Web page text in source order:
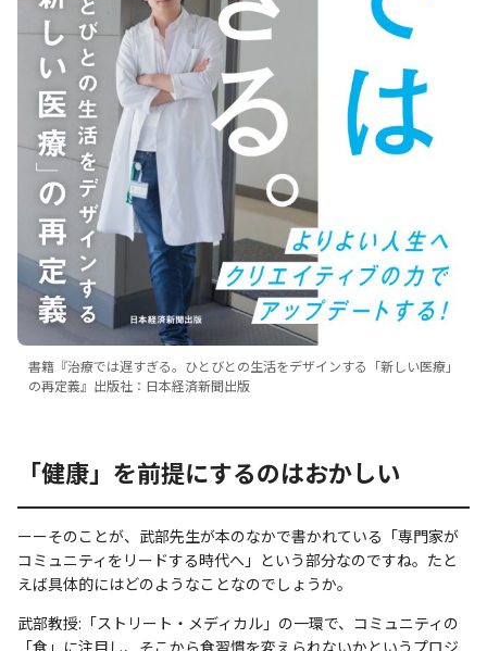
書籍『治療では遅すぎる。ひとびとの生活をデザインする「新しい医療」
の再定義』出版社：日本経済新聞出版
「健康」を前提にするのはおかしい
ーーそのことが、武部先生が本のなかで書かれている「専門家が
コミュニティをリードする時代へ」という部分なのですね。たと
えば具体的にはどのようなことなのでしょうか。
武部教授:「ストリート・メディカル」の一環で、コミュニティの
「食」に注目し、そこから食習慣を変えられないかというプロジ